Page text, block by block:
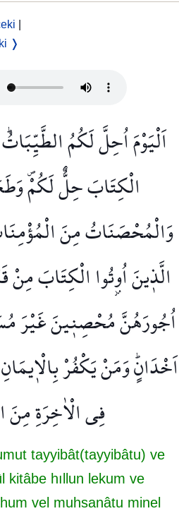
❭
اَلْيَوْمَ اُحِلَّ لَكُمُ
الْكِتَابَ حِلٌّ لَكُمْۖ
وَالْمُحْصَنَاتُ مِنَ
الَّذ۪ينَ اُو۫تُوا الْكِتَابَ مِنْ
اُجُورَهُنَّ مُحْصِن۪ينَ غَيْرَ
اَخْدَانٍۜ وَمَنْ يَكْفُرْ
فِي الْاٰخِرَةِ مِنَ
tayyibât(tayyibâtu) ve
kitâbe hıllun lekum ve
vel muhsanâtu minel